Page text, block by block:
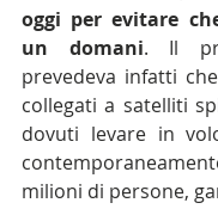
oggi per evitare
un domani. Il
prevedeva infatti
collegati a satelliti
dovuti levare in
milioni di persone,